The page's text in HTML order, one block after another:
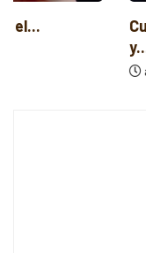
Cuatro